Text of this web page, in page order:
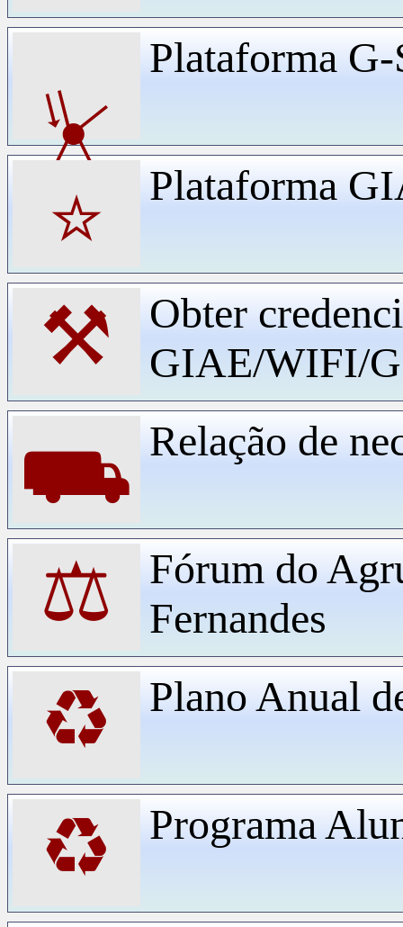
⏧
Plataforma
⭐ Plataforma
⚒
Obter
GIAE/WIFI/
⛟ Relação de
⚖
Fórum do
Fernandes
♻ Plano Anual
♻ Programa